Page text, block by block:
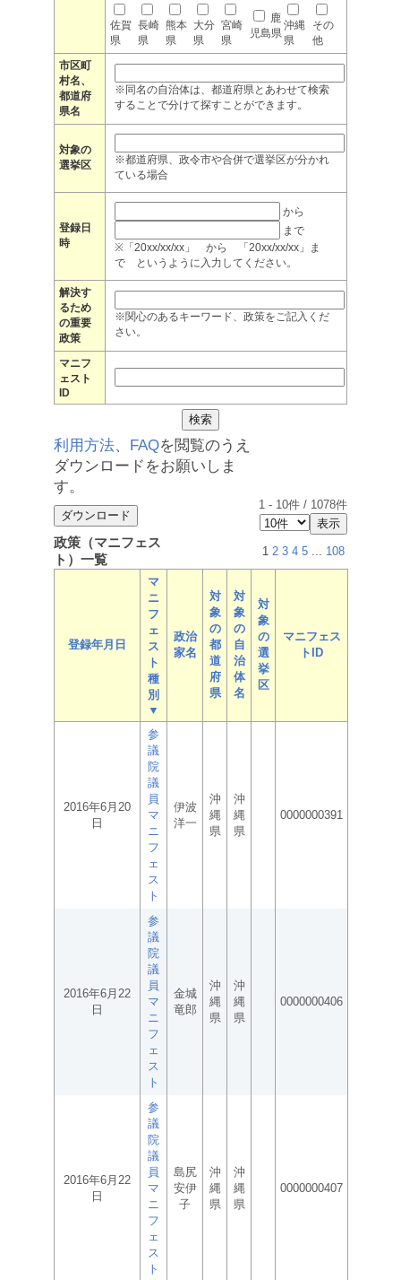
佐賀
県
長崎
県
熊本
県
大分
県
宮崎
県
鹿
児島県
沖縄
県
その
他
市区町
村名、
都道府
県名
※同名の自治体は、都道府県とあわせて検索
することで分けて探すことができます。
対象の
選挙区
※都道府県、政令市や合併で選挙区が分かれ
ている場合
登録日
時
から
まで
※「20xx/xx/xx」 から 「20xx/xx/xx」ま
で というように入力してください。
解決す
るため
の重要
政策
※関心のあるキーワード、政策をご記入くだ
さい。
マニフ
ェスト
ID
利用方法、 FAQを閲覧のうえ
ダウンロードをお願いしま
す。
1 - 10件 / 1078件
政策（マニフェス
ト）一覧
1 2 3 4 5 ... 108
登録年月日
マ
ニ
フ
ェ
ス
ト
種
別
▼
政治
家名
対
象
の
都
道
府
県
対
象
の
自
治
体
名
対
象
の
選
挙
区
マニフェス
トID
2016年6月20
日
参
議
院
議
員
マ
ニ
フ
ェ
ス
ト
伊波
洋一
沖
縄
県
沖
縄
県
0000000391
2016年6月22
日
参
議
院
議
員
マ
ニ
フ
ェ
ス
ト
金城
竜郎
沖
縄
県
沖
縄
県
0000000406
2016年6月22
日
参
議
院
議
員
マ
ニ
フ
ェ
ス
ト
島尻
安伊
子
沖
縄
県
沖
縄
県
0000000407